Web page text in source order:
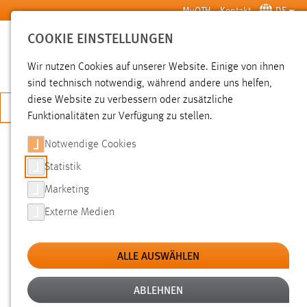
Zum Hauptinhalt springen MyOTH Kontakt DE
SUCHE
JETZT BEWERBEN
SUCHE
FILTER
Typ
Erstellungsdatum
COOKIE EINSTELLUNGEN
Wir nutzen Cookies auf unserer Website. Einige von ihnen
sind technisch notwendig, während andere uns helfen,
diese Website zu verbessern oder zusätzliche
Funktionalitäten zur Verfügung zu stellen.
Notwendige Cookies
Statistik
Marketing
Externe Medien
ALLE AUSWÄHLEN
ABLEHNEN